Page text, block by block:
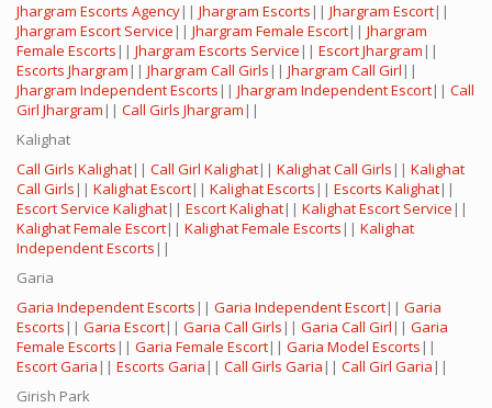
Jhargram Escorts Agency|| Jhargram Escorts || Jhargram Escort||
Jhargram Escort Service || Jhargram Female Escort|| Jhargram
Female Escorts || Jhargram Escorts Service || Escort Jhargram ||
Escorts Jhargram || Jhargram Call Girls || Jhargram Call Girl ||
Jhargram Independent Escorts || Jhargram Independent Escort|| Call
Girl Jhargram || Call Girls Jhargram ||
Kalighat
Call Girls Kalighat|| Call Girl Kalighat|| Kalighat Call Girls || Kalighat
Call Girls || Kalighat Escort|| Kalighat Escorts || Escorts Kalighat||
Escort Service Kalighat|| Escort Kalighat|| Kalighat Escort Service ||
Kalighat Female Escort|| Kalighat Female Escorts || Kalighat
Independent Escorts ||
Garia
Garia Independent Escorts || Garia Independent Escort|| Garia
Escorts || Garia Escort|| Garia Call Girls || Garia Call Girl || Garia
Female Escorts || Garia Female Escort|| Garia Model Escorts ||
Escort Garia || Escorts Garia || Call Girls Garia || Call Girl Garia ||
Girish Park